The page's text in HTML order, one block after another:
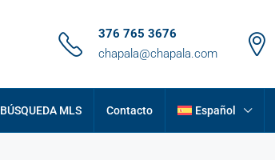
376 765 3676
chapala@chapala.com
BÚSQUEDA MLS Contacto Español